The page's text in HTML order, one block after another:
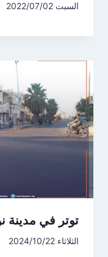
السبت 2022/07/02
توتر في مدينة
الثلاثاء 2024/10/22